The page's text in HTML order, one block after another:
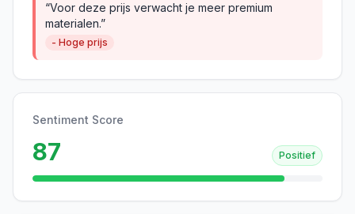
“Voor deze prijs verwacht je meer premium
materialen.”
- Hoge prijs
Sentiment Score
87 Positief